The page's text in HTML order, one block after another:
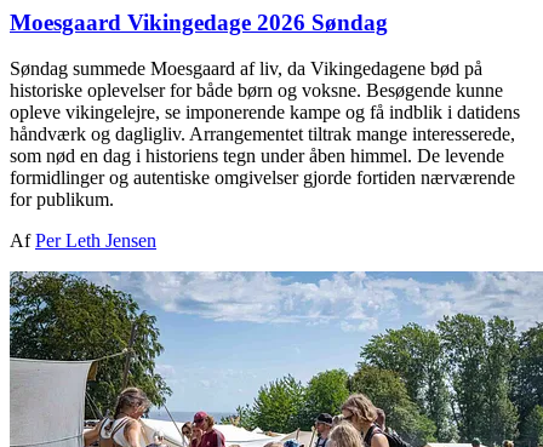
Moesgaard Vikingedage 2026 Søndag
Søndag summede Moesgaard af liv, da Vikingedagene bød på
historiske oplevelser for både børn og voksne. Besøgende kunne
opleve vikingelejre, se imponerende kampe og få indblik i datidens
håndværk og dagligliv. Arrangementet tiltrak mange interesserede,
som nød en dag i historiens tegn under åben himmel. De levende
formidlinger og autentiske omgivelser gjorde fortiden nærværende
for publikum.
AfPer Leth Jensen